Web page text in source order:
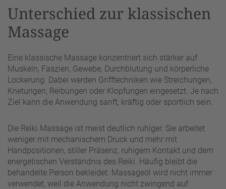
Unterschied zur klassischen
Massage
Eine klassische Massage konzentriert sich stärker auf
Muskeln, Faszien, Gewebe, Durchblutung und körperliche
Lockerung. Dabei werden Grifftechniken wie Streichungen,
Knetungen, Reibungen oder Klopfungen eingesetzt. Je nach
Ziel kann die Anwendung sanft, kräftig oder sportlich sein.
Die Reiki Massage ist meist deutlich ruhiger. Sie arbeitet
weniger mit mechanischem Druck und mehr mit
Handpositionen, stiller Präsenz, ruhigem Kontakt und dem
energetischen Verständnis des Reiki. Häufig bleibt die
behandelte Person bekleidet. Massageöl wird nicht immer
verwendet, weil die Anwendung nicht zwingend auf